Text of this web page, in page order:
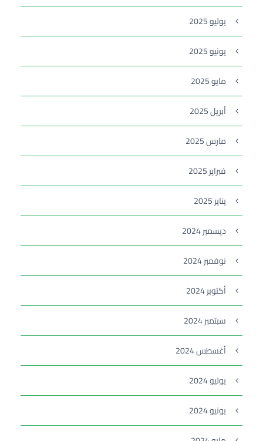
يوليو 2025
يونيو 2025
مايو 2025
أبريل 2025
مارس 2025
فبراير 2025
يناير 2025
ديسمبر 2024
نوفمبر 2024
أكتوبر 2024
سبتمبر 2024
أغسطس 2024
يوليو 2024
يونيو 2024